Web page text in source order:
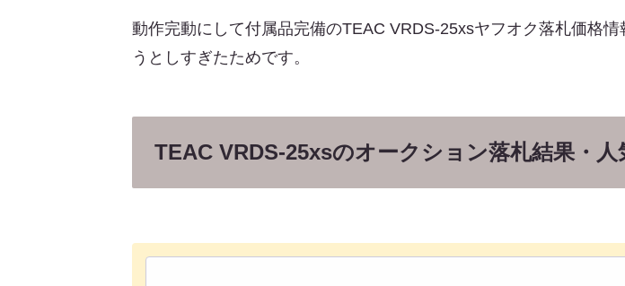
動作完動にして付属品完備のTEAC VRDS-25xsヤフオク落札価格
うとしすぎたためです。
TEAC VRDS-25xsのオークション落札結果・人